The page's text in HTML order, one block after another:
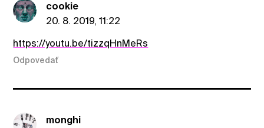
cookie
20. 8. 2019, 11:22
https://youtu.be/tizzqHnMeRs
Odpovedať
monghi